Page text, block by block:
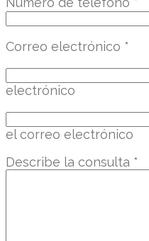
Correo electrónico *
electrónico
el correo electrónico
Describe la consulta *